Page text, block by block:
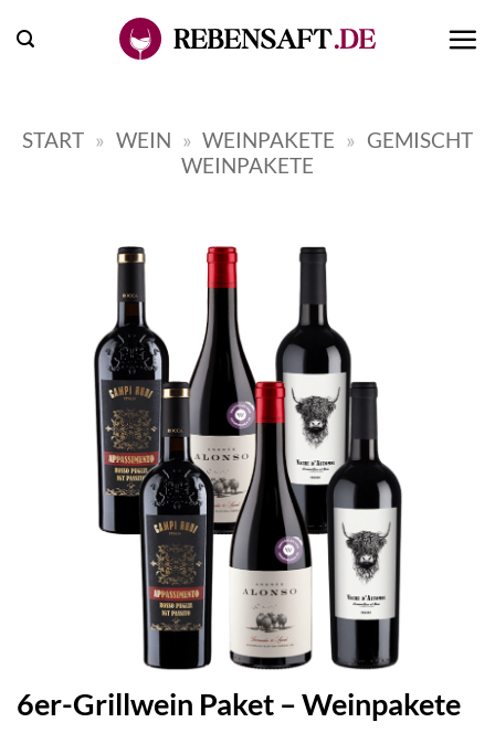
Inhalt
START » WEIN » WEINPAKETE » GEMISCHT
WEINPAKETE
6er-Grillwein Paket – Weinpakete